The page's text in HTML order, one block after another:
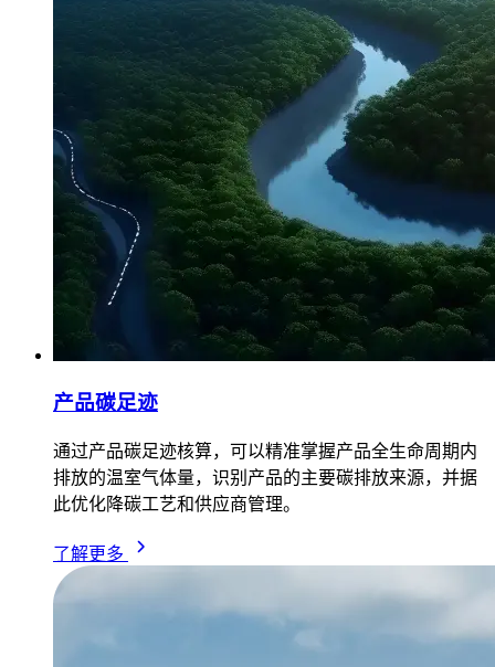
产品碳足迹
通过产品碳足迹核算，可以精准掌握产品全生命周期内
排放的温室气体量，识别产品的主要碳排放来源，并据
此优化降碳工艺和供应商管理。
了解更多